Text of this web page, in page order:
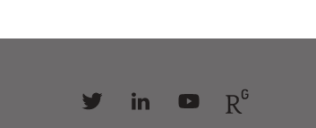
Follow Follow